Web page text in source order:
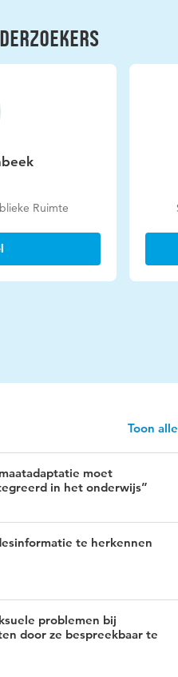
Ruimte
Toon alle
moet
in het onderwijs”
te herkennen
problemen bij
door ze bespreekbaar te